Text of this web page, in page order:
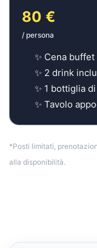
80 €
/ persona
✨ Cena buffet
✨ 2 drink
✨ 1 bottiglia
✨ Tavolo
*Posti limitati,
alla disponibilità.